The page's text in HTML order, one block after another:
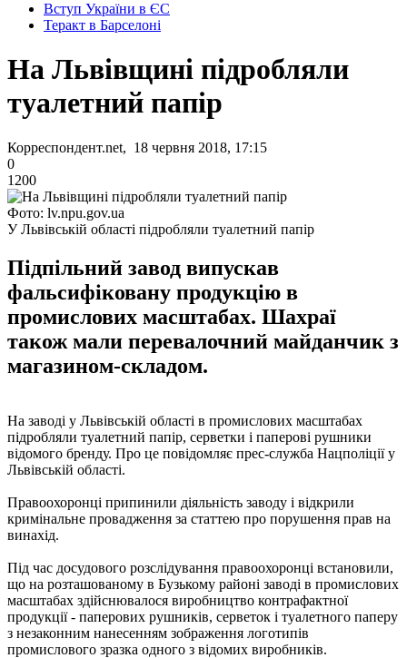
Вступ України в ЄС
Теракт в Барселоні
На Львівщині підробляли
туалетний папір
Корреспондент.net, 18 червня 2018, 17:15
0
1200
Фото: lv.npu.gov.ua
У Львівській області підробляли туалетний папір
Підпільний завод випускав
фальсифіковану продукцію в
промислових масштабах. Шахраї
також мали перевалочний майданчик з
магазином-складом.
На заводі у Львівській області в промислових масштабах
підробляли туалетний папір, серветки і паперові рушники
відомого бренду. Про це повідомляє прес-служба Нацполіції у
Львівській області.
Правоохоронці припинили діяльність заводу і відкрили
кримінальне провадження за статтею про порушення прав на
винахід.
Під час досудового розслідування правоохоронці встановили,
що на розташованому в Бузькому районі заводі в промислових
масштабах здійснювалося виробництво контрафактної
продукції - паперових рушників, серветок і туалетного паперу
з незаконним нанесенням зображення логотипів
промислового зразка одного з відомих виробників.